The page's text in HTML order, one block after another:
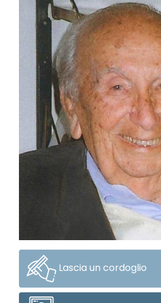
Lascia un cordoglio